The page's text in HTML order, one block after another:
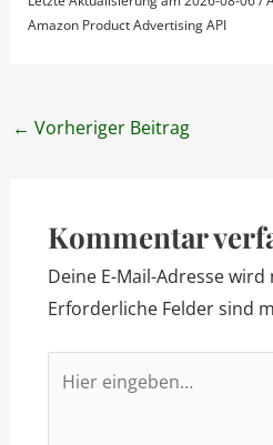
Amazon Product Advertising API
Post
← Vorheriger Beitrag
Kommentar
Deine E-Mail-Adresse
Erforderliche Felder sind
eingeben…